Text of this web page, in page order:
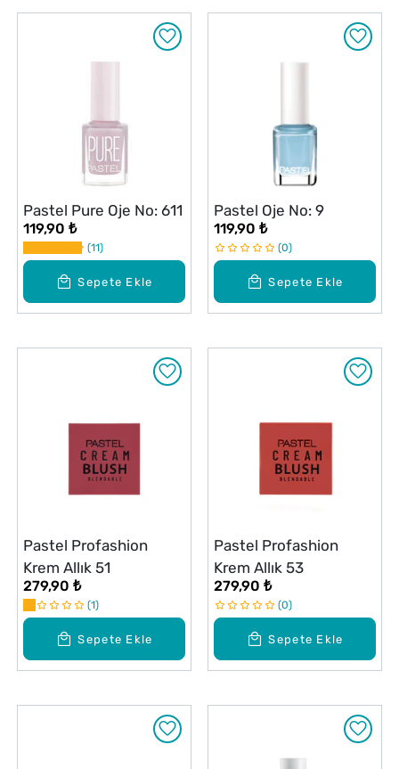
Sepete Ekle
Pastel Pure Oje No: 611
119,90 ₺
11
Sepete Ekle
Pastel Oje No: 9
119,90 ₺
0
Sepete Ekle
Pastel Profashion
Krem Allık 51
279,90 ₺
1
Sepete Ekle
Pastel Profashion
Krem Allık 53
279,90 ₺
0